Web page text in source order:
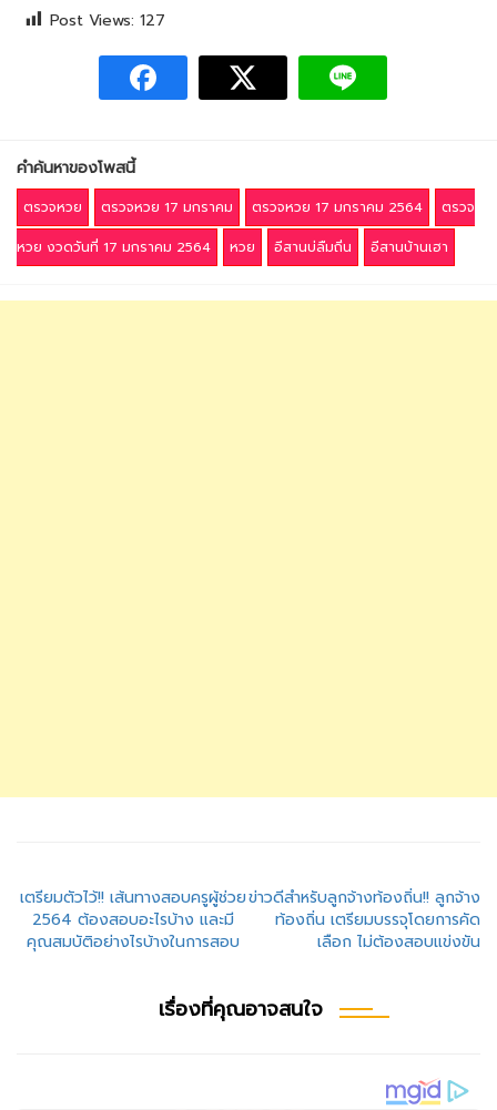
Post Views: 127
คำค้นหาของโพสนี้
ตรวจหวย ตรวจหวย 17 มกราคม ตรวจหวย 17 มกราคม 2564
ตรวจ
หวย งวดวันที่ 17 มกราคม 2564
หวย อีสานบ่ลืมถิ่น อีสานบ้านเฮา
แนะแนว
เรื่อง
เตรียมตัวไว้!! เส้นทางสอบครูผู้ช่วย
2564 ต้องสอบอะไรบ้าง และมี
คุณสมบัติอย่างไรบ้างในการสอบ
ข่าวดีสำหรับลูกจ้างท้องถิ่น!! ลูกจ้าง
ท้องถิ่น เตรียมบรรจุโดยการคัด
เลือก ไม่ต้องสอบแข่งขัน
เรื่องที่คุณอาจสนใจ